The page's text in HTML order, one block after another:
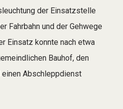
der Einsatzstelle
Fahrbahn und der Gehwege
Einsatz konnte nach etwa
Bauhof, den
Abschleppdienst